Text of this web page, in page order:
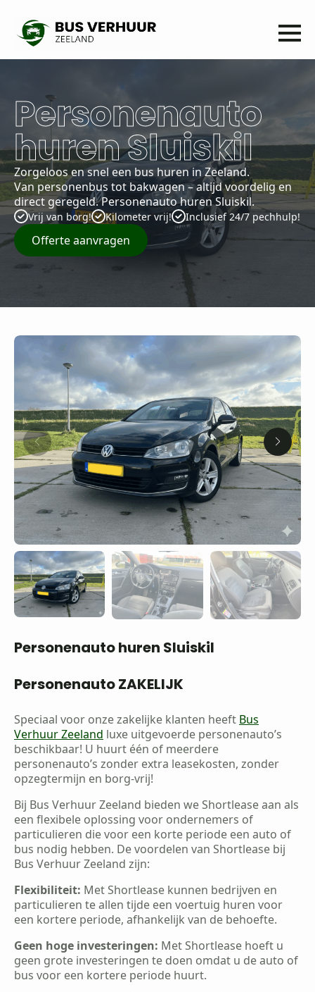
Personenauto
huren Sluiskil
Zorgeloos en snel een bus huren in Zeeland.
Van personenbus tot bakwagen – altijd voordelig en
direct geregeld. Personenauto huren Sluiskil.
Vrij van borg! Kilometer vrij! Inclusief 24/7 pechhulp!
Offerte aanvragen
Personenauto huren Sluiskil
Personenauto ZAKELIJK
Speciaal voor onze zakelijke klanten heeft Bus
Verhuur Zeeland luxe uitgevoerde personenauto’s
beschikbaar! U huurt één of meerdere
personenauto’s zonder extra leasekosten, zonder
opzegtermijn en borg-vrij!
Bij Bus Verhuur Zeeland bieden we Shortlease aan als
een flexibele oplossing voor ondernemers of
particulieren die voor een korte periode een auto of
bus nodig hebben. De voordelen van Shortlease bij
Bus Verhuur Zeeland zijn:
Flexibiliteit: Met Shortlease kunnen bedrijven en
particulieren te allen tijde een voertuig huren voor
een kortere periode, afhankelijk van de behoefte.
Geen hoge investeringen: Met Shortlease hoeft u
geen grote investeringen te doen omdat u de auto of
bus voor een kortere periode huurt.